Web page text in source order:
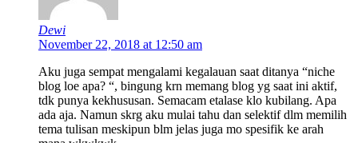
Dewi
November 22, 2018 at 12:50 am
Aku juga sempat mengalami kegalauan saat ditanya “niche
blog loe apa? “, bingung krn memang blog yg saat ini aktif,
tdk punya kekhususan. Semacam etalase klo kubilang. Apa
ada aja. Namun skrg aku mulai tahu dan selektif dlm memilih
tema tulisan meskipun blm jelas juga mo spesifik ke arah